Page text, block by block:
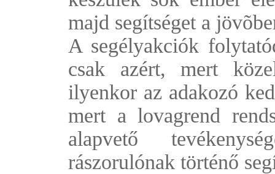
majd segítséget a
A segélyakciók
csak azért, mert
ilyenkor az adakozó
mert a lovagrend
alapvető
rászorulónak történő